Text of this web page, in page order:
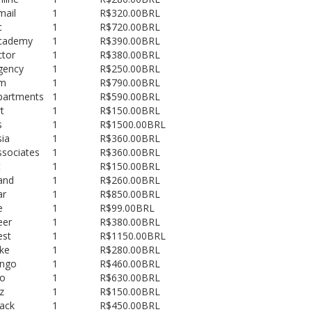
1
R$320.00BRL
1
R$720.00BRL
1
R$390.00BRL
1
R$380.00BRL
1
R$250.00BRL
1
R$790.00BRL
1
R$590.00BRL
1
R$150.00BRL
1
R$1500.00BRL
1
R$360.00BRL
1
R$360.00BRL
1
R$150.00BRL
1
R$260.00BRL
1
R$850.00BRL
1
R$99.00BRL
1
R$380.00BRL
1
R$1150.00BRL
1
R$280.00BRL
1
R$460.00BRL
1
R$630.00BRL
1
R$150.00BRL
1 R$450.00BRL